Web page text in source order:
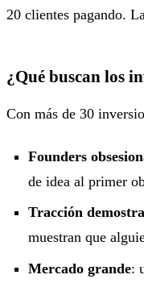
20 clientes pagando.
¿Qué buscan los
Con más de 30
Founders
de idea al primer
Tracción
muestran que
Mercado grande: